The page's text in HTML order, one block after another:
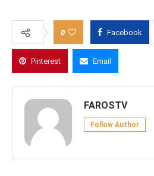
0 Facebook
Pinterest Email
FAROSTV
Follow Author